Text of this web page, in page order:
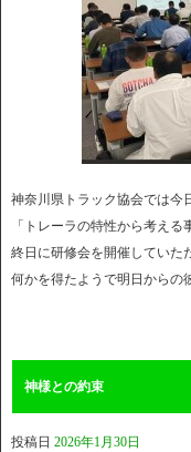
神奈川県トラック協会では今
「トレーラの特性から考え
終日に研修会を開催していた
何かを得たようで明日からの
神様との約束
投稿日 2026年1月30日